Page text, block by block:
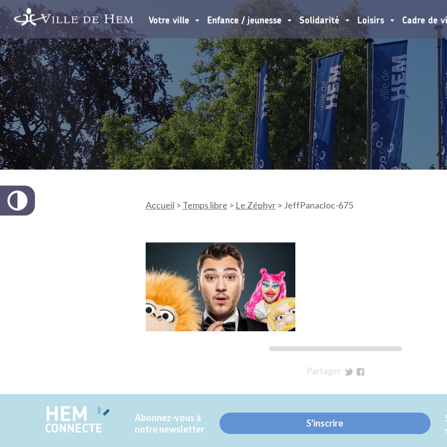
Votre ville Enfance / jeunesse Solidarité Loisirs Cadre de
Accueil > Temps libre > Le Zéphyr> JeffPanacloc-675
Partager
Twitter
Facebook
HEM
CONNECTE
Abonnez-vous à
notre newsletter
S'inscrire